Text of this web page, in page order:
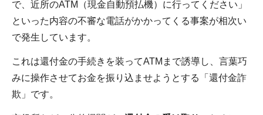
で、近所のATM（現金自動預払機）に行ってください」
といった内容の不審な電話がかかってくる事案が相次い
で発生しています。
これは還付金の手続きを装ってATMまで誘導し、言葉巧
みに操作させてお金を振り込ませようとする「還付金詐
欺」です。